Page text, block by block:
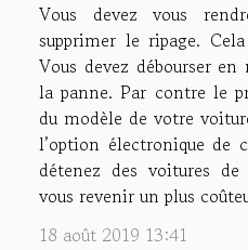
Vous devez vous
supprimer le ripage.
Vous devez débourser
la panne. Par contre le
du modèle de votre
l’option électronique de
détenez des voitures
vous revenir un plus
18 août 2019 13:41